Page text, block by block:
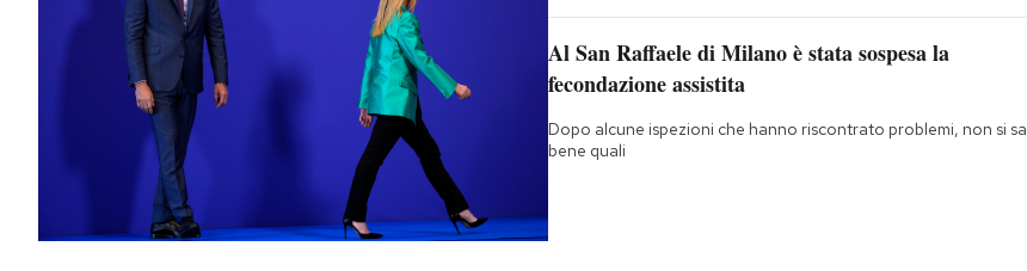
Al San Raffaele di Milano è stata sospesa la
fecondazione assistita
Dopo alcune ispezioni che hanno riscontrato problemi, non si sa
bene quali